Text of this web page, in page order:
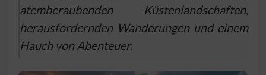
atemberaubenden Küstenlandschaften,
herausfordernden Wanderungen und einem
Hauch von Abenteuer.